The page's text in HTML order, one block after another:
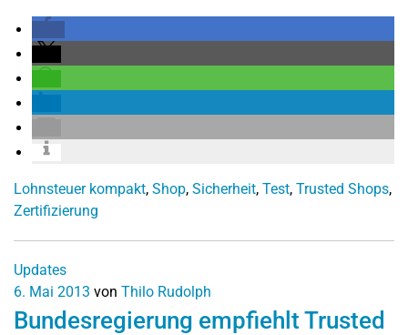
Lohnsteuer kompakt, Shop, Sicherheit, Test, Trusted Shops,
Zertifizierung
Updates
6. Mai 2013 von Thilo Rudolph
Bundesregierung empfiehlt Trusted